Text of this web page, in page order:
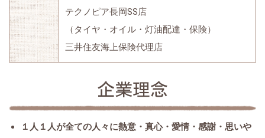
テクノピア長岡SS店
（タイヤ・オイル・灯油配達・保険）
三井住友海上保険代理店
企業理念
１人１人が全ての人々に熱意・真心・愛情・感謝・思いや